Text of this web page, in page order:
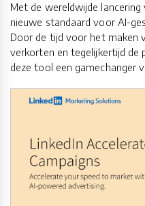
Met de wereldwijde
nieuwe standaard voor AI-
Door de tijd voor het maken
verkorten en tegelijkertijd
deze tool een gamechanger